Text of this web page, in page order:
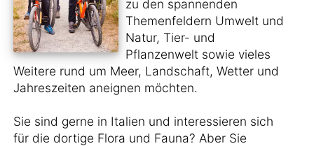
zu den spannenden
Themenfeldern Umwelt und
Natur, Tier- und
Pflanzenwelt sowie vieles
Weitere rund um Meer, Landschaft, Wetter und
Jahreszeiten aneignen möchten.
Sie sind gerne in Italien und interessieren sich
für die dortige Flora und Fauna? Aber Sie